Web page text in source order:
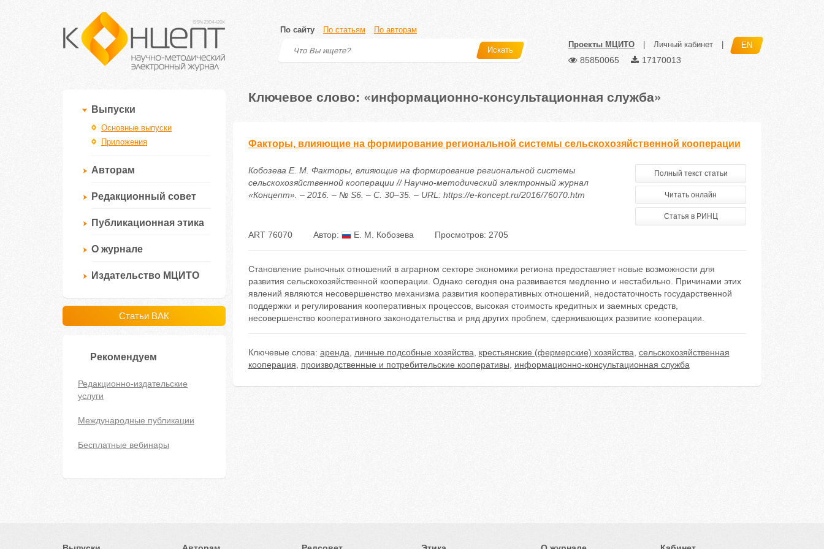
По сайту По статьям По авторам
Искать
Проекты МЦИТО Личный кабинет EN
85850065 17170013
Выпуски
Основные выпуски
Приложения
Авторам
Редакционный совет
Публикационная этика
О журнале
Издательство МЦИТО
Статьи ВАК
Рекомендуем
Редакционно-издательские
услуги
Международные публикации
Бесплатные вебинары
Ключевое слово: «информационно-консультационная служба»
Факторы, влияющие на формирование региональной системы сельскохозяйственной кооперации
Кобозева Е. М. Факторы, влияющие на формирование региональной системы
сельскохозяйственной кооперации // Научно-методический электронный журнал
«Концепт». – 2016. – № S6. – С. 30–35. – URL: https://e-koncept.ru/2016/76070.htm
Полный текст статьи
Читать онлайн
Статья в РИНЦ
ART 76070 Автор: Е. М. Кобозева Просмотров: 2705
Становление рыночных отношений в аграрном секторе экономики региона предоставляет новые возможности для
развития сельскохозяйственной кооперации. Однако сегодня она развивается медленно и нестабильно. Причинами этих
явлений являются несовершенство механизма развития кооперативных отношений, недостаточность государственной
поддержки и регулирования кооперативных процессов, высокая стоимость кредитных и заемных средств,
несовершенство кооперативного законодательства и ряд других проблем, сдерживающих развитие кооперации.
Ключевые слова: аренда личные подсобные хозяйства крестьянские (фермерские) хозяйства сельскохозяйственная
кооперация
производственные и потребительские кооперативы информационно-консультационная служба